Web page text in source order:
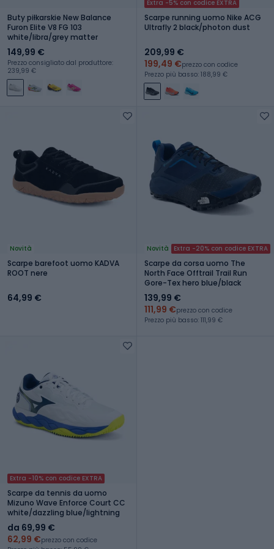
Buty piłkarskie New Balance
Furon Elite V8 FG 103
white/libra/grey matter
149,99 €
Prezzo consigliato dal produttore:
239,99 €
Extra -5% con codice EXTRA
Scarpe running uomo Nike ACG
Ultrafly 2 black/photon dust
209,99 €
199,49 €prezzo con codice
Prezzo più basso: 188,99 €
Novità
Scarpe barefoot uomo KADVA
ROOT nere
64,99 €
Novità Extra -20% con codice EXTRA
Scarpe da corsa uomo The
North Face Offtrail Trail Run
Gore-Tex hero blue/black
139,99 €
111,99 €prezzo con codice
Prezzo più basso: 111,99 €
Extra -10% con codice EXTRA
Scarpe da tennis da uomo
Mizuno Wave Enforce Court CC
white/dazzling blue/lightning
da 69,99 €
62,99 €prezzo con codice